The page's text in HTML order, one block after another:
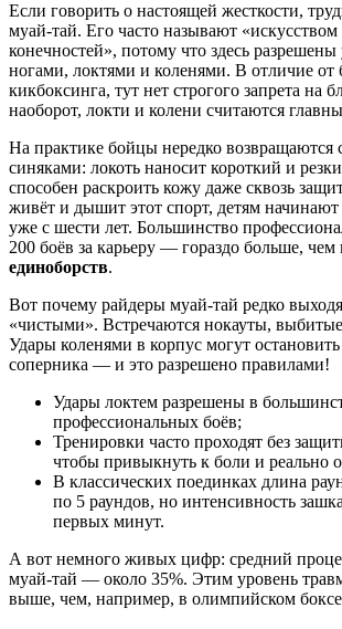
Если говорить о настоящей жесткости,
муай-тай. Его часто называют «искусством
конечностей», потому что здесь
ногами, локтями и коленями. В отличие от
кикбоксинга, тут нет строгого запрета
наоборот, локти и колени считаются
На практике бойцы нередко возвращаются
синяками: локоть наносит короткий и
способен раскроить кожу даже сквозь
живёт и дышит этот спорт, детям начинают
уже с шести лет. Большинство
200 боёв за карьеру — гораздо больше, чем
единоборств.
Вот почему райдеры муай-тай редко
«чистыми». Встречаются нокауты,
Удары коленями в корпус могут
соперника — и это разрешено правилами!
Удары локтем разрешены в
профессиональных боёв;
Тренировки часто проходят без
чтобы привыкнуть к боли и реально
В классических поединках длина
по 5 раундов, но интенсивность
первых минут.
А вот немного живых цифр: средний
муай-тай — около 35%. Этим уровень
выше, чем, например, в олимпийском